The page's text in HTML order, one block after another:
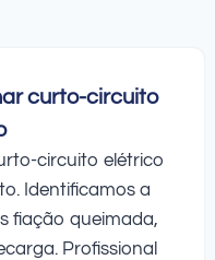
curto-circuito
circuito elétrico
Identificamos a
fiação queimada,
Profissional